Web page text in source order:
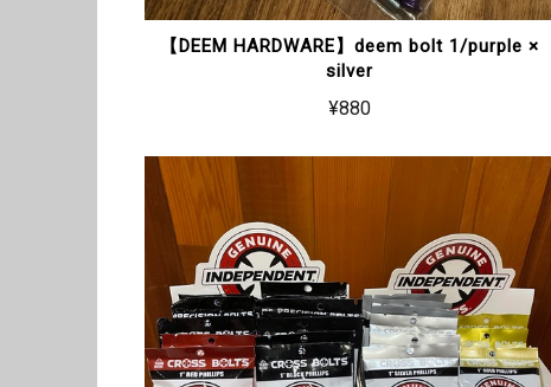
【DEEM HARDWARE】deem bolt 1/purple ×
silver
¥880